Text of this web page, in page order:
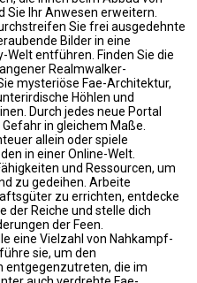
Sie Ihr Anwesen erweitern.
Sie frei ausgedehnte
Bilder in eine
Welt entführen. Finden Sie die
Realmwalker-
mysteriöse Fae-Architektur,
Höhlen und
Durch jedes neue Portal
in gleichem Maße.
allein oder spiele
in einer Online-Welt.
und Ressourcen, um
zu gedeihen. Arbeite
zu errichten, entdecke
der Reiche und stelle dich
der Feen.
eine Vielzahl von Nahkampf-
sie, um den
entgegenzutreten, die im